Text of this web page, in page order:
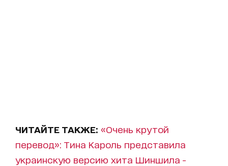
ЧИТАЙТЕ ТАКЖЕ: «Очень крутой
перевод»: Тина Кароль представила
украинскую версию хита Шиншила -